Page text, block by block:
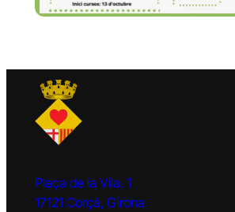
Plaça de la Vila, 1
17121 Corçà, Girona